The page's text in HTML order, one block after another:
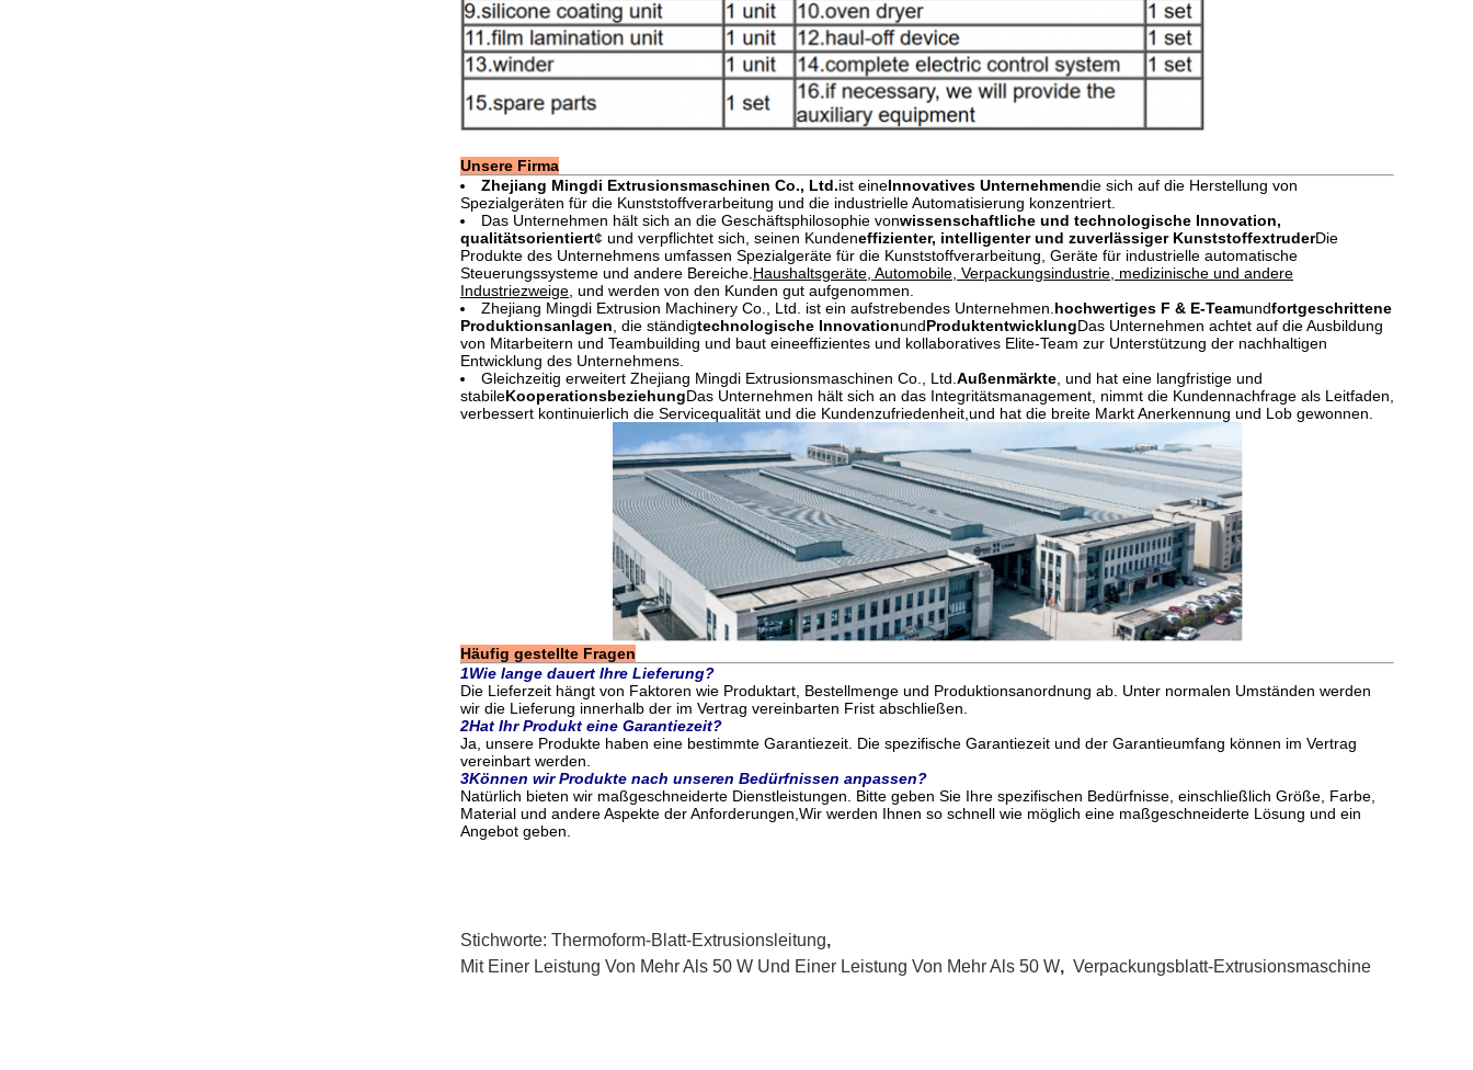
Unsere Firma
Zhejiang Mingdi Extrusionsmaschinen Co., Ltd.ist eineInnovatives Unternehmendie sich auf die Herstellung von
Spezialgeräten für die Kunststoffverarbeitung und die industrielle Automatisierung konzentriert.
Das Unternehmen hält sich an die Geschäftsphilosophie vonwissenschaftliche und technologische Innovation,
qualitätsorientiert¢ und verpflichtet sich, seinen Kundeneffizienter, intelligenter und zuverlässiger KunststoffextruderDie
Produkte des Unternehmens umfassen Spezialgeräte für die Kunststoffverarbeitung, Geräte für industrielle automatische
Steuerungssysteme und andere Bereiche. Haushaltsgeräte, Automobile, Verpackungsindustrie, medizinische und andere
Industriezweige , und werden von den Kunden gut aufgenommen.
Zhejiang Mingdi Extrusion Machinery Co., Ltd. ist ein aufstrebendes Unternehmen. hochwertiges F & E-Teamundfortgeschrittene
Produktionsanlagen , die ständigtechnologische InnovationundProduktentwicklungDas Unternehmen achtet auf die Ausbildung
von Mitarbeitern und Teambuilding und baut eineeffizientes und kollaboratives Elite-Team zur Unterstützung der nachhaltigen
Entwicklung des Unternehmens.
Gleichzeitig erweitert Zhejiang Mingdi Extrusionsmaschinen Co., Ltd. Außenmärkte , und hat eine langfristige und
stabileKooperationsbeziehungDas Unternehmen hält sich an das Integritätsmanagement, nimmt die Kundennachfrage als Leitfaden,
verbessert kontinuierlich die Servicequalität und die Kundenzufriedenheit,und hat die breite Markt Anerkennung und Lob gewonnen.
Häufig gestellte Fragen
1Wie lange dauert Ihre Lieferung?
Die Lieferzeit hängt von Faktoren wie Produktart, Bestellmenge und Produktionsanordnung ab. Unter normalen Umständen werden
wir die Lieferung innerhalb der im Vertrag vereinbarten Frist abschließen.
2Hat Ihr Produkt eine Garantiezeit?
Ja, unsere Produkte haben eine bestimmte Garantiezeit. Die spezifische Garantiezeit und der Garantieumfang können im Vertrag
vereinbart werden.
3Können wir Produkte nach unseren Bedürfnissen anpassen?
Natürlich bieten wir maßgeschneiderte Dienstleistungen. Bitte geben Sie Ihre spezifischen Bedürfnisse, einschließlich Größe, Farbe,
Material und andere Aspekte der Anforderungen,Wir werden Ihnen so schnell wie möglich eine maßgeschneiderte Lösung und ein
Angebot geben.
Stichworte: Thermoform-Blatt-Extrusionsleitung,
Mit Einer Leistung Von Mehr Als 50 W Und Einer Leistung Von Mehr Als 50 W, Verpackungsblatt-Extrusionsmaschine